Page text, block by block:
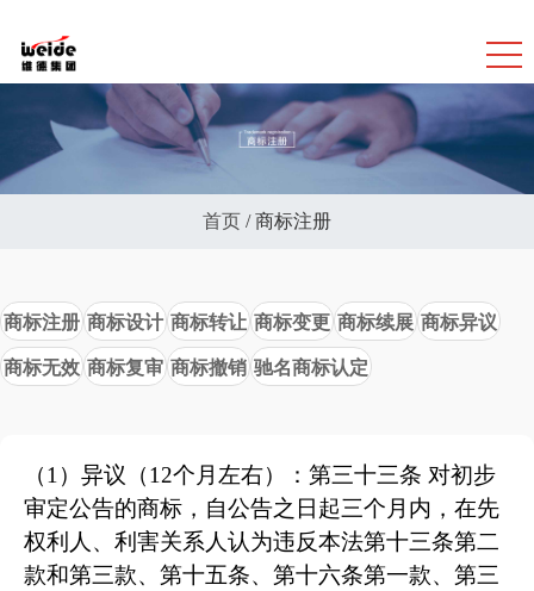
首页 / 商标注册
商标注册 商标设计 商标转让 商标变更 商标续展 商标异议
商标无效 商标复审 商标撤销 驰名商标认定
（1）异议（12个月左右）：第三十三条 对初步
审定公告的商标，自公告之日起三个月内，在先
权利人、利害关系人认为违反本法第十三条第二
款和第三款、第十五条、第十六条第一款、第三